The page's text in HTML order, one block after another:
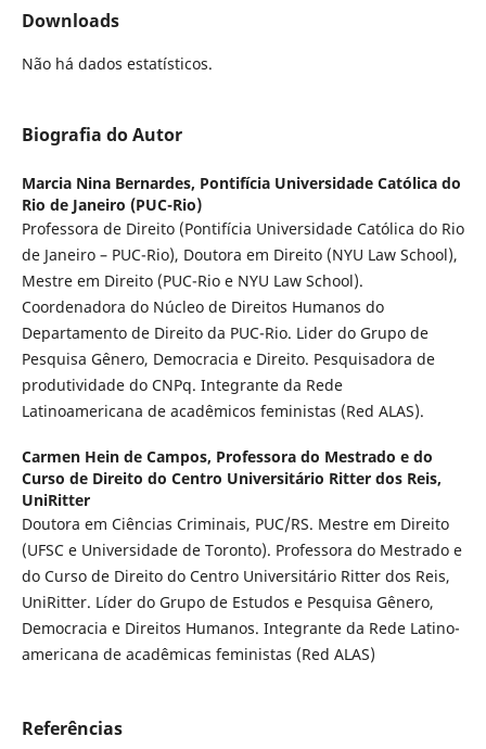
Downloads
Não há dados estatísticos.
Biografia do Autor
Marcia Nina Bernardes, Pontifícia Universidade Católica do
Rio de Janeiro (PUC-Rio)
Professora de Direito (Pontifícia Universidade Católica do Rio
de Janeiro – PUC-Rio), Doutora em Direito (NYU Law School),
Mestre em Direito (PUC-Rio e NYU Law School).
Coordenadora do Núcleo de Direitos Humanos do
Departamento de Direito da PUC-Rio. Lider do Grupo de
Pesquisa Gênero, Democracia e Direito. Pesquisadora de
produtividade do CNPq. Integrante da Rede
Latinoamericana de acadêmicos feministas (Red ALAS).
Carmen Hein de Campos, Professora do Mestrado e do
Curso de Direito do Centro Universitário Ritter dos Reis,
UniRitter
Doutora em Ciências Criminais, PUC/RS. Mestre em Direito
(UFSC e Universidade de Toronto). Professora do Mestrado e
do Curso de Direito do Centro Universitário Ritter dos Reis,
UniRitter. Líder do Grupo de Estudos e Pesquisa Gênero,
Democracia e Direitos Humanos. Integrante da Rede Latino-
americana de acadêmicas feministas (Red ALAS)
Referências